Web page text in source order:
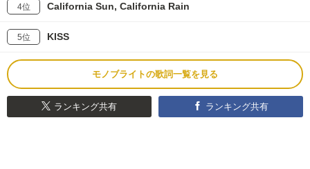
4位 California Sun, California Rain
5位 KISS
モノブライトの歌詞一覧を見る
ランキング共有 ランキング共有